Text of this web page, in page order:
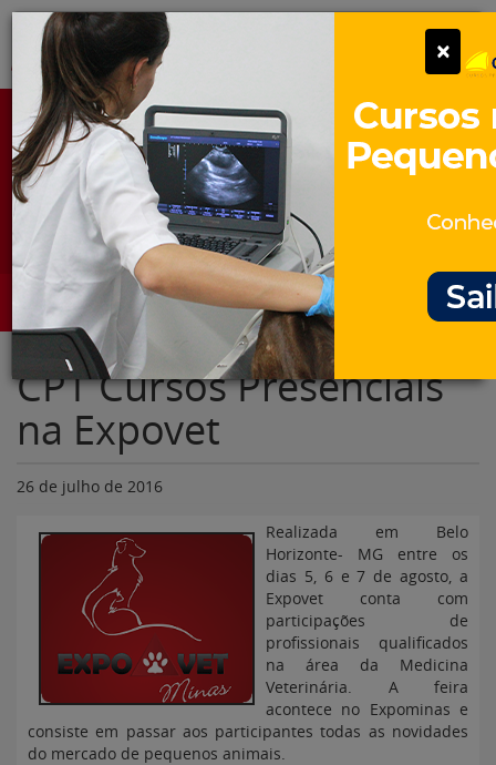
Pular
para
conteúdo
Portal para Profissionais Veterinários
Assine Gratuitamente
Categorias
CPT Cursos Presenciais
na Expovet
26 de julho de 2016
Realizada em Belo
Horizonte- MG entre os
dias 5, 6 e 7 de agosto, a
Expovet conta com
participações de
profissionais qualificados
na área da Medicina
Veterinária. A feira
acontece no Expominas e
consiste em passar aos participantes todas as novidades
do mercado de pequenos animais.
×